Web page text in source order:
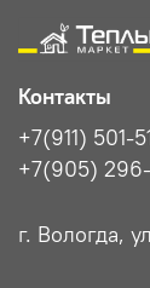
Контакты
+7(911) 501-
+7(905)
г. Вологда,